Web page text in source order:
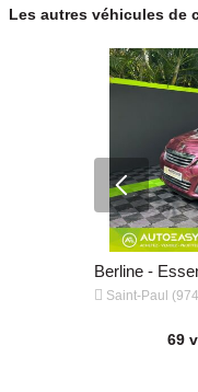
Les autres véhicules de
 Saint-Paul
69